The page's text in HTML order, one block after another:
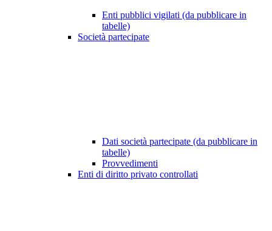
Enti pubblici vigilati (da pubblicare in
tabelle)
Società partecipate
Dati società partecipate (da pubblicare in
tabelle)
Provvedimenti
Enti di diritto privato controllati